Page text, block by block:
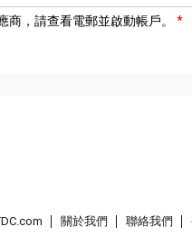
，請查看電郵並啟動帳戶。
關於我們 聯絡我們